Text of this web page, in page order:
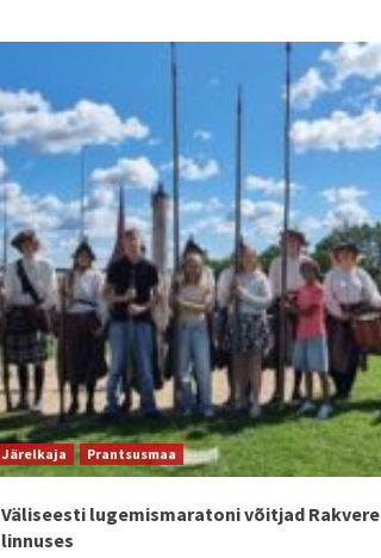
Järelkaja Prantsusmaa
Väliseesti lugemismaratoni võitjad Rakvere
linnuses